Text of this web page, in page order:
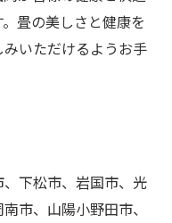
畳の美しさと健康を
いただけるようお手
下松市、岩国市、光
市、山陽小野田市、